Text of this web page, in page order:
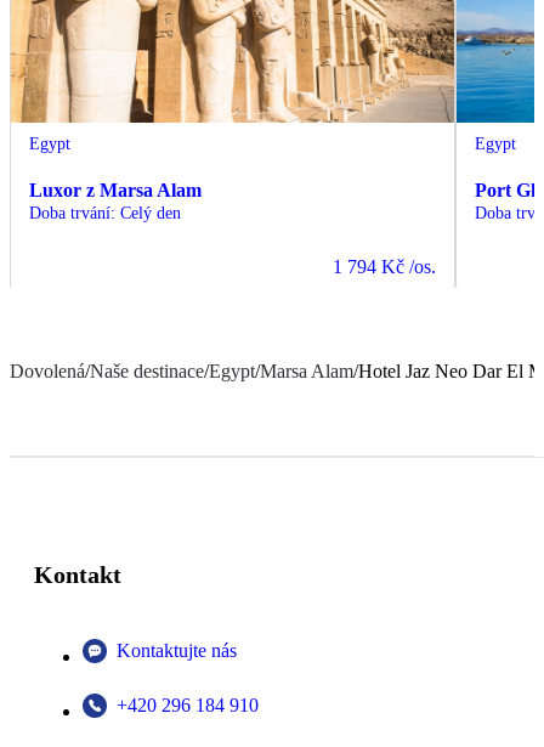
Egypt
Luxor z Marsa Alam
Doba trvání: Celý den
1 794 Kč /os.
Egypt
Port
Doba
Dovolená/Naše destinace/Egypt/Marsa Alam/Hotel Jaz Neo Dar El
Kontakt
Kontaktujte nás
+420 296 184 910